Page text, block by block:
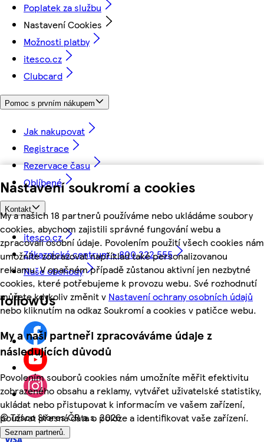
Nastavení soukromí a cookies
My a našich 18 partnerů používáme nebo ukládáme soubory
cookies, abychom zajistili správné fungování webu a
zpracovali osobní údaje. Povolením použití všech cookies nám
umožníte zobrazovat například také personalizovanou
reklamu. V opačném případě zůstanou aktivní jen nezbytné
cookies, které potřebujeme k provozu webu. Své rozhodnutí
můžete kdykoliv změnit v Nastavení ochrany osobních údajů
nebo kliknutím na odkaz Soukromí a cookies v patičce webu.
My a naši partneři zpracováváme údaje z
následujících důvodů
Povolením souborů cookies nám umožníte měřit efektivitu
zobrazeného obsahu a reklamy, vytvářet uživatelské statistiky,
ukládat nebo přistupovat k informacím ve vašem zařízení,
používat přesná data o poloze a identifikovat vaše zařízení.
Seznam partnerů.
Poplatek za službu
Nastavení Cookies
Možnosti platby
itesco.cz
Clubcard
Pomoc s prvním nákupem
Jak nakupovat
Registrace
Rezervace času
Oblíbené
Kontakt
itesco.cz
Zákaznické centrum - 800 222 555
Naše obchody
followUs
©Tesco Stores ČR a.s. 2026